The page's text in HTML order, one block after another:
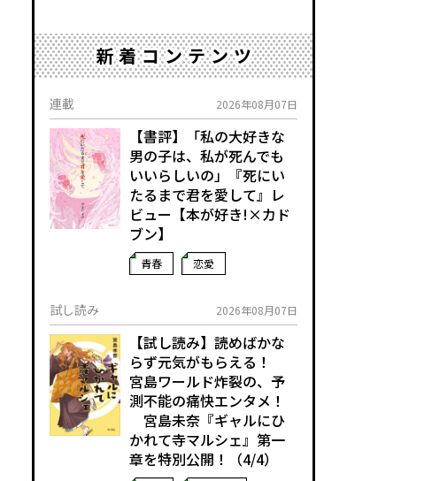
新着コンテンツ
連載 2026年08月07日
【書評】「私の大好きな
男の子は、私が死んでも
いいらしいの」――『死にい
たるまで君を愛して』レ
ビュー【本が好き!×カド
ブン】
青春 恋愛
試し読み 2026年08月07日
【試し読み】読めばかな
らず元気がもらえる！
宮島ワールド炸裂の、予
測不能の痛快エンタメ！
宮島未奈『ギャルにひ
かれて寺マルシェ』第一
章を特別公開！（4/4）